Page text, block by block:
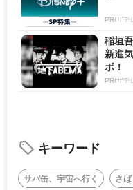
PR(ザテ
稲垣
新進
ボ！
PR(ザテ
キーワード
サバ缶、宇宙へ行く さ